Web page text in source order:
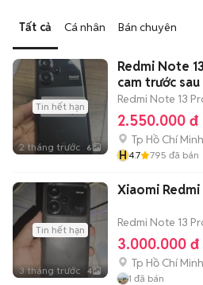
bảo máy hoạt động ổn định.
Tiết kiệm thời gian: Quy trình trao
bước chờ đợi vận chuyển rườm
kiểm tra xong.
Tất cả Cá nhân Bán chuyên
Tin hết hạn
2 tháng trước 6
Redmi Note
cam trước sau
Redmi Note 13
2.550.000 đ
Tp Hồ Chí Minh
H4.7 795 đã bán
Tin hết hạn
3 tháng trước 4
Xiaomi
Redmi Note 13
3.000.000 đ
Tp Hồ Chí Minh
1 đã bán